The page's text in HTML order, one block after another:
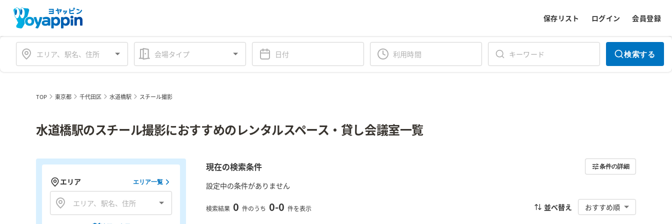
保存リスト ログイン 会員登録
会場タイプ 検索する
TOP 東京都 千代田区 水道橋駅 スチール撮影
水道橋駅のスチール撮影におすすめのレンタルスペース・貸し会議室一覧
現在の検索条件 条件の詳細
設定中の条件がありません
検索結果 0 件のうち 0-0 件を表示 並べ替え おすすめ順
エリア エリア一覧